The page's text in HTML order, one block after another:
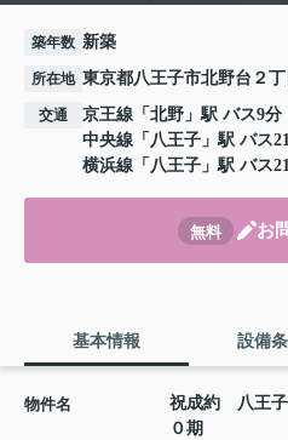
築年数 新築
所在地 東京都八王子市北野台２丁
交通 京王線 「 北野 」駅 バス9
中央線 「 八王子 」駅 バス
横浜線 「 八王子 」駅 バス
無料 お
基本情報 設備
物件名
祝成約 八王
０期